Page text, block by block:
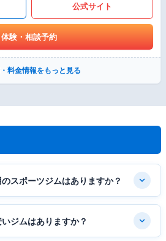
公式サイト
体験・相談予約
料金情報をもっと見る
スポーツジムはありますか？
ジムはありますか？